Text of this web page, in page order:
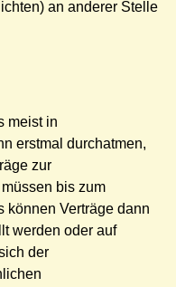
an anderer Stelle
meist in
erstmal durchatmen,
zur
bis zum
können Verträge dann
werden oder auf
der